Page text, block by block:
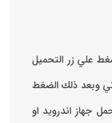
علي زر التحميل
وبعد ذلك الضغط
جهاز اندرويد او